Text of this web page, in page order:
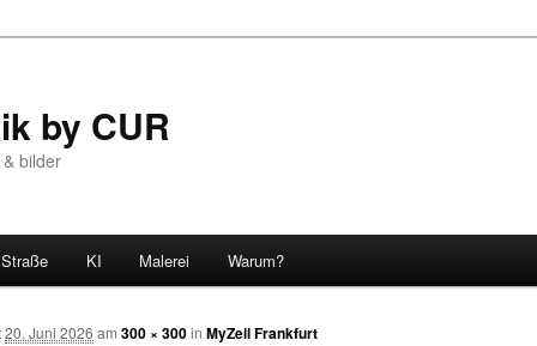
by CUR
bilder
Straße KI Malerei Warum?
20. Juni 2026 am300 × 300inMyZeil Frankfurt